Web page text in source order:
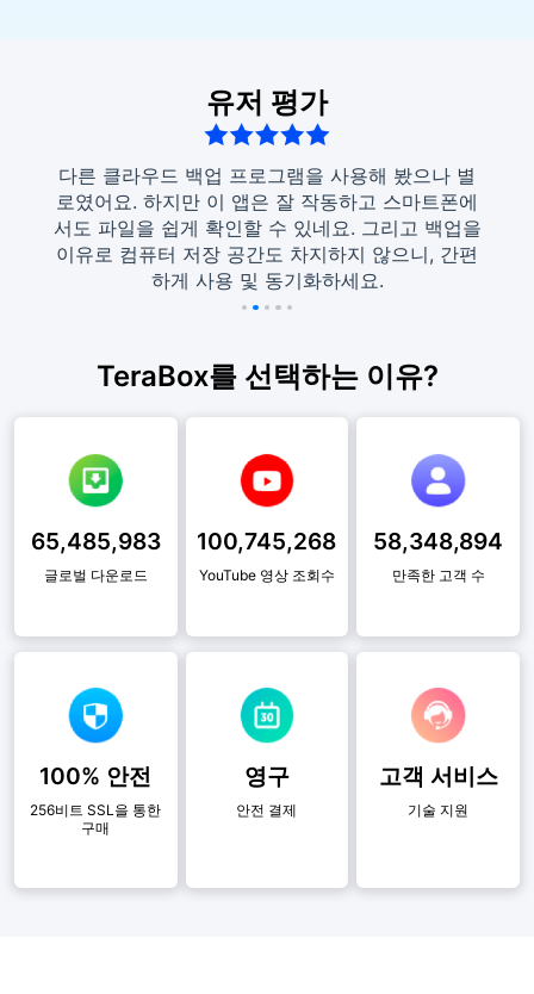
유저 평가
다른 클라우드 백업 프로그램을 사용해 봤으나 별
로였어요. 하지만 이 앱은 잘 작동하고 스마트폰에
서도 파일을 쉽게 확인할 수 있네요. 그리고 백업을
이유로 컴퓨터 저장 공간도 차지하지 않으니, 간편
하게 사용 및 동기화하세요.
TeraBox를 선택하는 이유?
65,485,983
글로벌 다운로드
100,745,268
YouTube 영상 조회수
58,348,894
만족한 고객 수
100% 안전
256비트 SSL을 통한
구매
영구
안전 결제
고객 서비스
기술 지원